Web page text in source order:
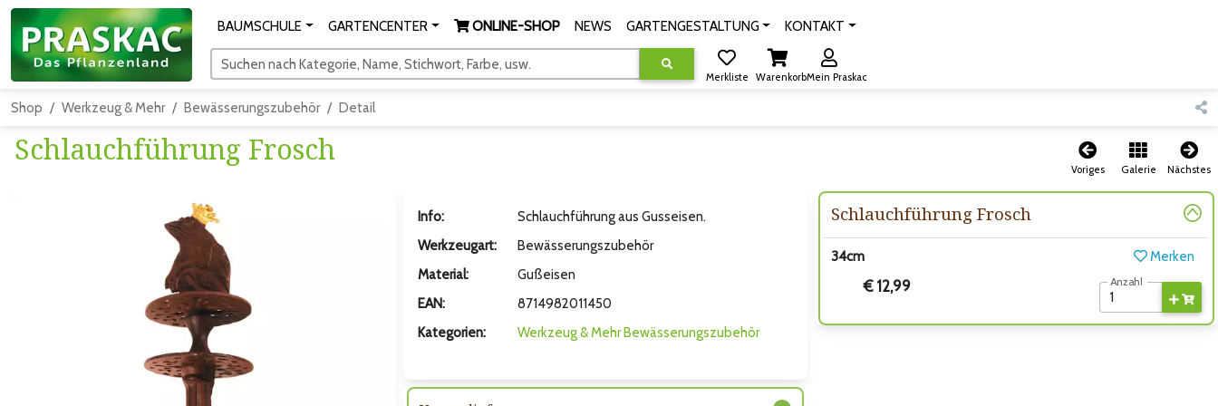
BAUMSCHULE GARTENCENTER ONLINE-SHOP NEWS GARTENGESTALTUNG KONTAKT
Suchen nach Kategorie, Name, Stichwort, Farbe, usw.
Merkliste WarenkorbMein Praskac
Shop Werkzeug & Mehr Bewässerungszubehör Detail
Schlauchführung Frosch
Voriges Galerie Nächstes
Schlauchführung Frosch
34cm Merken
€ 12,99 Anzahl
Info:
Schlauchführung aus Gusseisen.
Werkzeugart:
Bewässerungszubehör
Material:
Gußeisen
EAN:
8714982011450
Kategorien:
Werkzeug & MehrBewässerungszubehör